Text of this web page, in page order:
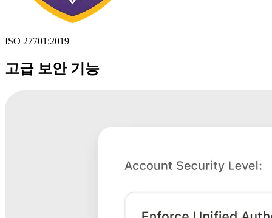
ISO 27701:2019
고급 보안 기능